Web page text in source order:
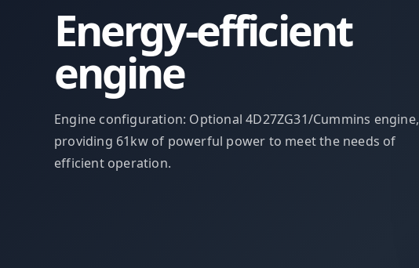
Energy-efficient
engine
Engine configuration: Optional 4D27ZG31/Cummins engine,
providing 61kw of powerful power to meet the needs of
efficient operation.